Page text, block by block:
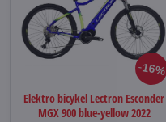
16%
Elektro bicykel Lectron Esconder
MGX 900 blue-yellow 2022